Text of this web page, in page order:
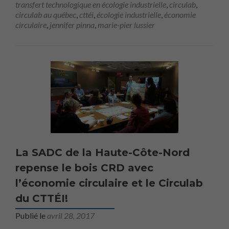
transfert technologique en écologie industrielle,circulab,
circulab au québec,cttéi,écologie industrielle,économie
circulaire, jennifer pinna, marie-pier lussier
La SADC de la Haute-Côte-Nord
repense le bois CRD avec
l’économie circulaire et le Circulab
du CTTÉI!
Publié leavril 28, 2017